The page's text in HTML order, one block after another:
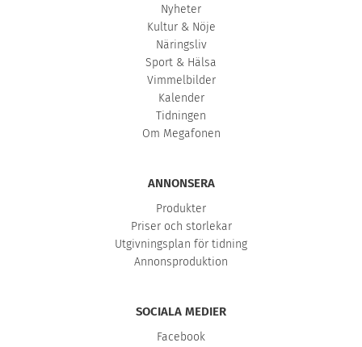
Nyheter
Kultur & Nöje
Näringsliv
Sport & Hälsa
Vimmelbilder
Kalender
Tidningen
Om Megafonen
ANNONSERA
Produkter
Priser och storlekar
Utgivningsplan för tidning
Annonsproduktion
SOCIALA MEDIER
Facebook